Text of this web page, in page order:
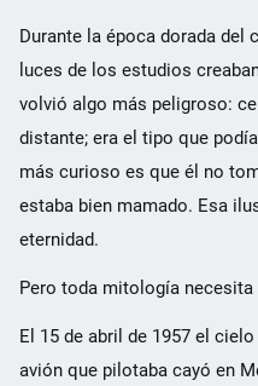
Durante la época dorada del
luces de los estudios
volvió algo más peligroso:
distante; era el tipo que
más curioso es que él no
estaba bien mamado. Esa
eternidad.
Pero toda mitología necesita
El 15 de abril de 1957 el
avión que pilotaba cayó en